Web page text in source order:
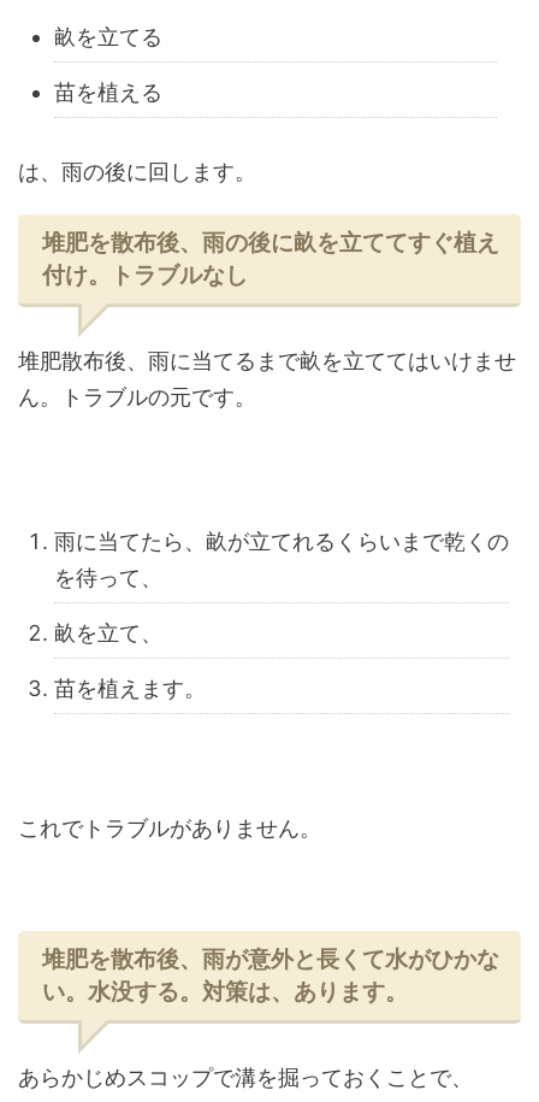
畝を立てる
苗を植える
は、雨の後に回します。
堆肥を散布後、雨の後に畝を立ててすぐ植え
付け。トラブルなし
堆肥散布後、雨に当てるまで畝を立ててはいけませ
ん。トラブルの元です。
雨に当てたら、畝が立てれるくらいまで乾くの
を待って、
畝を立て、
苗を植えます。
これでトラブルがありません。
堆肥を散布後、雨が意外と長くて水がひかな
い。水没する。対策は、あります。
あらかじめスコップで溝を掘っておくことで、